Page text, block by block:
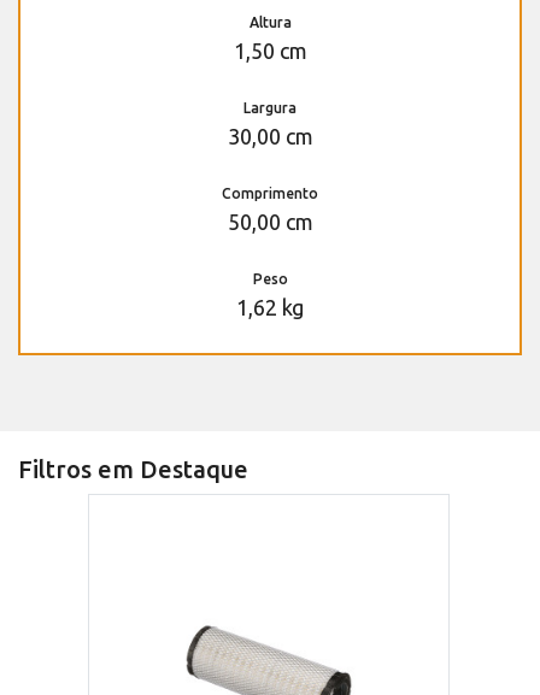
Altura
1,50 cm
Largura
30,00 cm
Comprimento
50,00 cm
Peso
1,62 kg
Filtros em Destaque